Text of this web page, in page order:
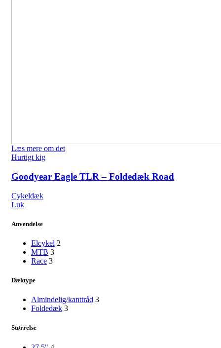
Luk
Anvendelse
Elcykel 2
MTB 3
Race 3
Dæktype
Almindelig/kanttråd 3
Foldedæk 3
Størrelse
Læs mere om det
Hurtigt kig
Goodyear Eagle TLR – Foldedæk Road
Cykeldæk